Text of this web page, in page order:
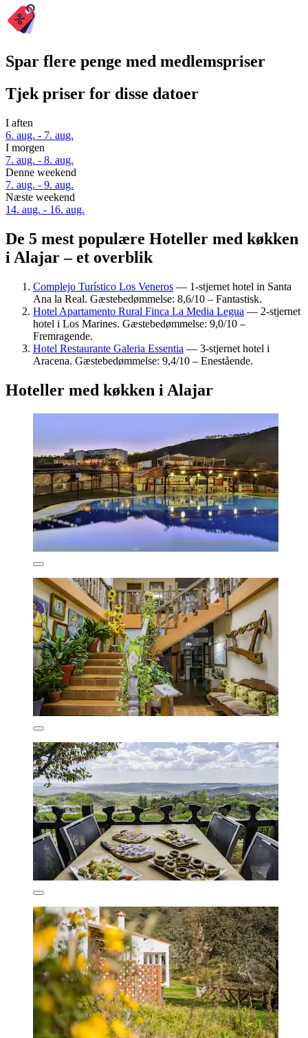
Spar flere penge med medlemspriser
Tjek priser for disse datoer
I aften
6. aug. - 7. aug.
I morgen
7. aug. - 8. aug.
Denne weekend
7. aug. - 9. aug.
Næste weekend
14. aug. - 16. aug.
De 5 mest populære Hoteller med køkken
i Alajar – et overblik
Complejo Turístico Los Veneros — 1-stjernet hotel in Santa
Ana la Real. Gæstebedømmelse: 8,6/10 – Fantastisk.
Hotel Apartamento Rural Finca La Media Legua — 2-stjernet
hotel i Los Marines. Gæstebedømmelse: 9,0/10 –
Fremragende.
Hotel Restaurante Galeria Essentia — 3-stjernet hotel i
Aracena. Gæstebedømmelse: 9,4/10 – Enestående.
Hoteller med køkken i Alajar